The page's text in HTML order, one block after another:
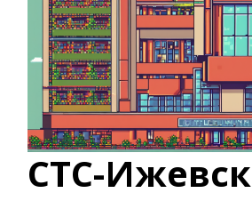
СТС-Ижевск